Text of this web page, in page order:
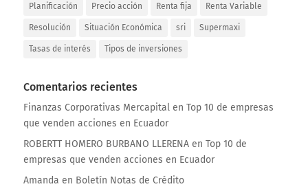
Planificación Precio acción Renta fija Renta Variable
Resolución Situación Económica sri Supermaxi
Tasas de interés Tipos de inversiones
Comentarios recientes
Finanzas Corporativas Mercapitalen Top 10 de empresas
que venden acciones en Ecuador
ROBERTT HOMERO BURBANO LLERENAen Top 10 de
empresas que venden acciones en Ecuador
Amanda en Boletín Notas de Crédito